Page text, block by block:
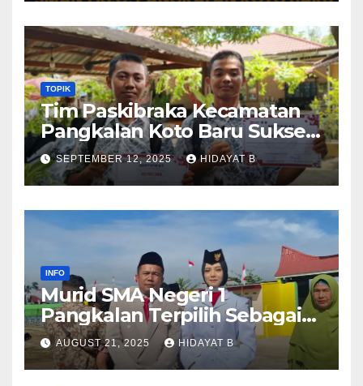
TOPIK
Tim Paskibraka Kecamatan
Pangkalan Koto Baru Sukses
Laksanakan Tugas pada
Upacara 17 Agustus 2025
SEPTEMBER 12, 2025 HIDAYAT B
INFO
Murid SMA Negeri 1
Pangkalan Terpilih Sebagai
Anggota Paskibra Tingkat
Kabupaten Lima Puluh Kota
AUGUST 21, 2025 HIDAYAT B